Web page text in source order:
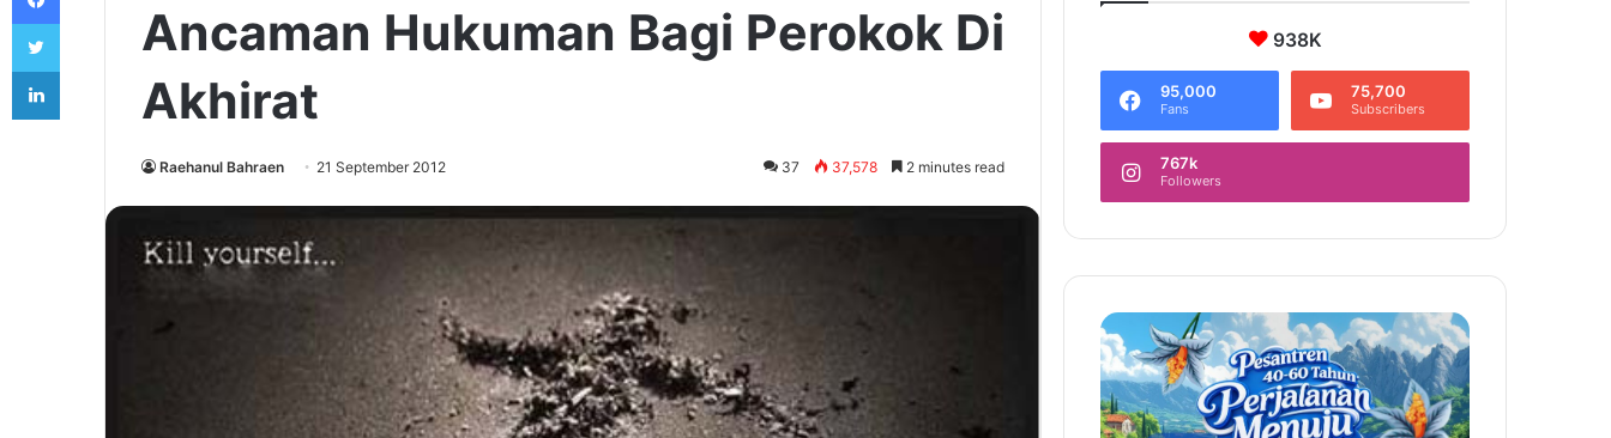
Ancaman Hukuman Bagi Perokok Di
Akhirat
Raehanul Bahraen 21 September 2012 37 37,578 2 minutes read
938K
95,000
Fans
75,700
Subscribers
767k
Followers
Twitter
LinkedIn